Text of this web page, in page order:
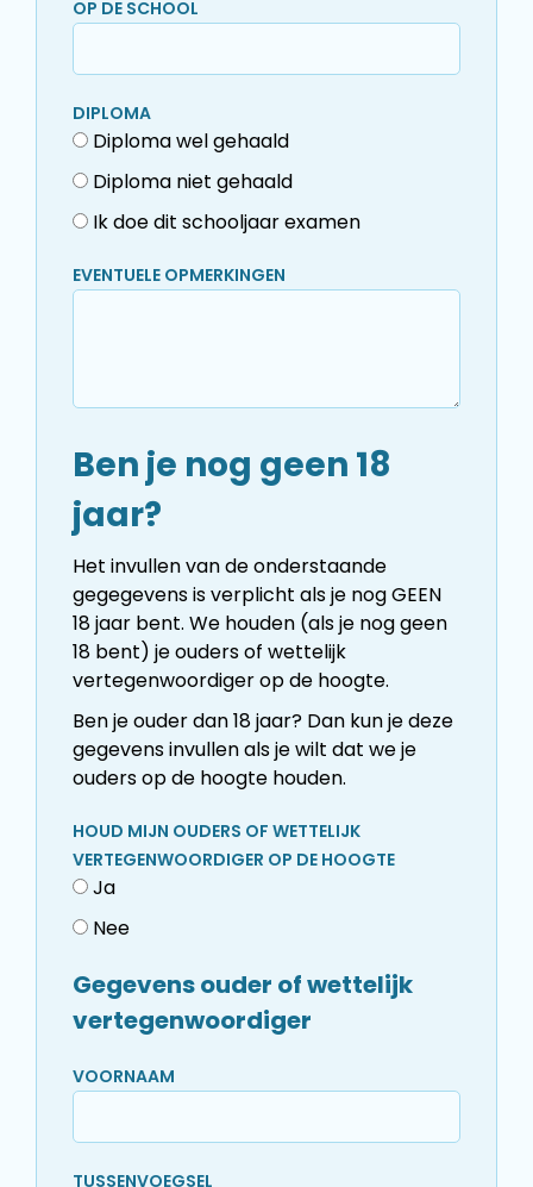
OP DE SCHOOL
DIPLOMA
Diploma wel gehaald
Diploma niet gehaald
Ik doe dit schooljaar examen
EVENTUELE OPMERKINGEN
Ben je nog geen 18
jaar?
Het invullen van de onderstaande
gegegevens is verplicht als je nog GEEN
18 jaar bent. We houden (als je nog geen
18 bent) je ouders of wettelijk
vertegenwoordiger op de hoogte.
Ben je ouder dan 18 jaar? Dan kun je deze
gegevens invullen als je wilt dat we je
ouders op de hoogte houden.
HOUD MIJN OUDERS OF WETTELIJK
VERTEGENWOORDIGER OP DE HOOGTE
Ja
Nee
Gegevens ouder of wettelijk
vertegenwoordiger
VOORNAAM
TUSSENVOEGSEL